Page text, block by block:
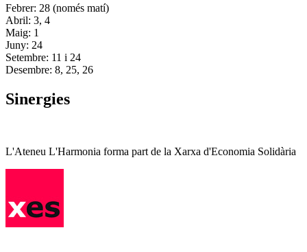
Febrer: 28 (només matí)
Abril: 3, 4
Maig: 1
Juny: 24
Setembre: 11 i 24
Desembre: 8, 25, 26
Sinergies
L'Ateneu L'Harmonia forma part de la Xarxa d'Economia Solidària